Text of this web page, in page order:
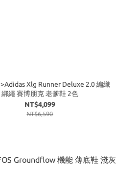
Xlg Runner Deluxe 2.0 編織
綁繩 賽博朋克 老爹鞋 2色
NT$4,099
NT$6,590